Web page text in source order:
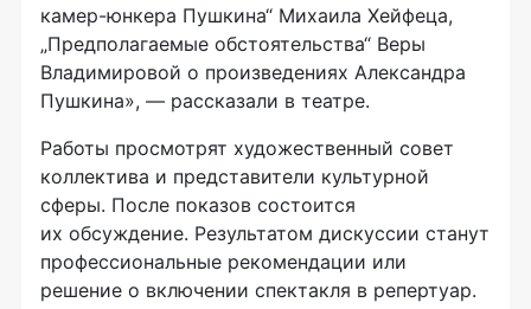
камер-юнкера Пушкина“ Михаила Хейфеца,
„Предполагаемые обстоятельства“ Веры
Владимировой о произведениях Александра
Пушкина», — рассказали в театре.
Работы просмотрят художественный совет
коллектива и представители культурной
сферы. После показов состоится
их обсуждение. Результатом дискуссии станут
профессиональные рекомендации или
решение о включении спектакля в репертуар.